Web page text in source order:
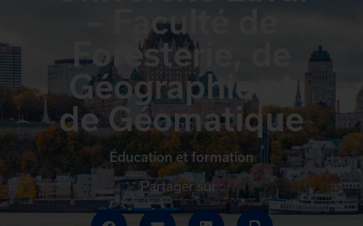
– Faculté de
Foresterie, de
Géographie et
de Géomatique
Éducation et formation
Partager sur :